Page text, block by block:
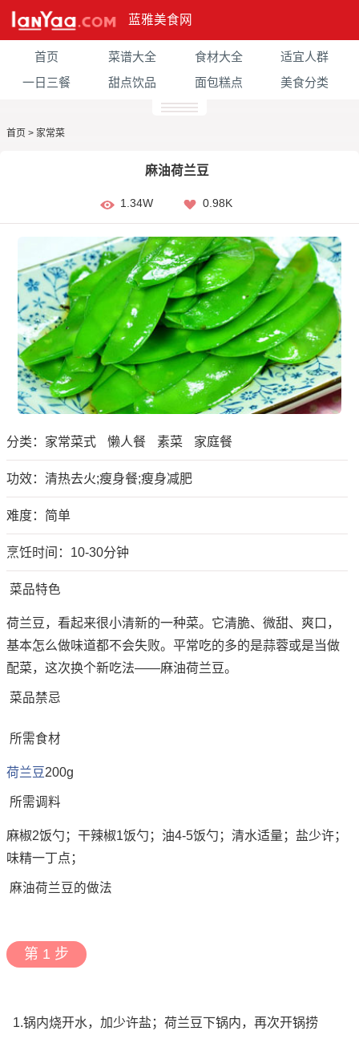
蓝雅美食网
首页 菜谱大全 食材大全
适宜人群
一日三餐
甜点饮品 面包糕点 美食分类
首页 > 家常菜
麻油荷兰豆
1.34W 0.98K
分类： 家常菜式 懒人餐 素菜 家庭餐
功效：清热去火;瘦身餐;瘦身减肥
难度：简单
烹饪时间：10-30分钟
菜品特色
荷兰豆，看起来很小清新的一种菜。它清脆、微甜、爽口，
基本怎么做味道都不会失败。平常吃的多的是蒜蓉或是当做
配菜，这次换个新吃法——麻油荷兰豆。
菜品禁忌
所需食材
荷兰豆 200g
所需调料
麻椒2饭勺；干辣椒1饭勺；油4-5饭勺；清水适量；盐少许；
味精一丁点；
麻油荷兰豆的做法
第 1 步
1.锅内烧开水，加少许盐；荷兰豆下锅内，再次开锅捞